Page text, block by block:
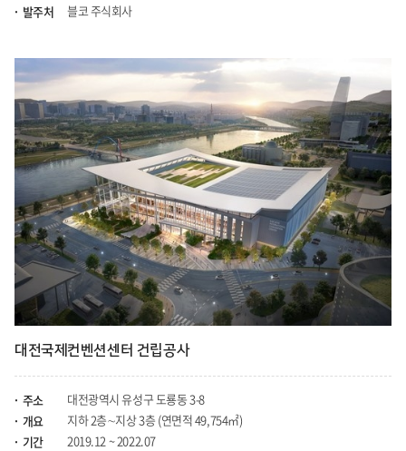
발주처
블코 주식회사
대전국제컨벤션센터 건립공사
주소
대전광역시 유성구 도룡동 3-8
개요
지하 2층∼지상 3층 (연면적 49,754㎡)
기간
2019.12 ~ 2022.07